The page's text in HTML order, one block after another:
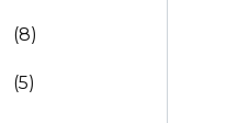
(8)
(5)